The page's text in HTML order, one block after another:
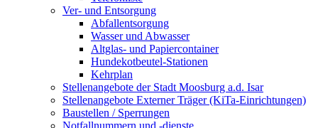
Ver- und Entsorgung
Abfallentsorgung
Wasser und Abwasser
Altglas- und Papiercontainer
Hundekotbeutel-Stationen
Kehrplan
Stellenangebote der Stadt Moosburg a.d. Isar
Stellenangebote Externer Träger (KiTa-Einrichtungen)
Baustellen / Sperrungen
Notfallnummern und -dienste